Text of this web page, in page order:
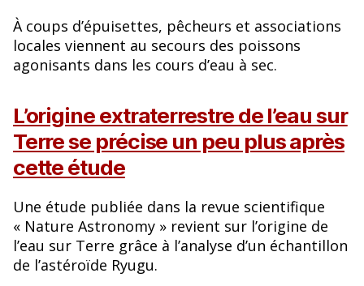
À coups d’épuisettes, pêcheurs et associations
locales viennent au secours des poissons
agonisants dans les cours d’eau à sec.
L’origine extraterrestre de l’eau sur
Terre se précise un peu plus après
cette étude
Une étude publiée dans la revue scientifique
« Nature Astronomy » revient sur l’origine de
l’eau sur Terre grâce à l’analyse d’un échantillon
de l’astéroïde Ryugu.